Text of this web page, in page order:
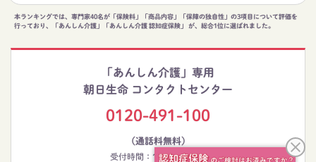
本ランキングでは、専門家40名が「保険料」「商品内容」「保障の独自性」の3項目について評価を
行っており、「あんしん介護」「あんしん介護 認知症保険」 が、総合1位に選ばれました。
「あんしん介護」専用
朝日生命 コンタクトセンター
0120-491-100
（通話料無料）
受付時間：10:00～20:00